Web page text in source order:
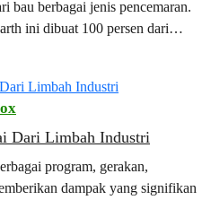
bau berbagai jenis pencemaran.
ini dibuat 100 persen dari
pembuatannya tidak ada sedikit
Dari Limbah Industri
program, gerakan,
dampak yang signifikan